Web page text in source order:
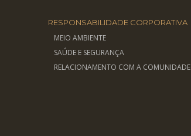
RESPONSABILIDADE CORPORATIVA
MEIO AMBIENTE
SAÚDE E SEGURANÇA
RELACIONAMENTO COM A COMUNIDADE